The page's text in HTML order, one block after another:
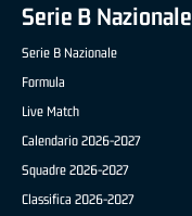
Serie B Nazionale
Serie B Nazionale
Formula
Live Match
Calendario 2026-2027
Squadre 2026-2027
Classifica 2026-2027